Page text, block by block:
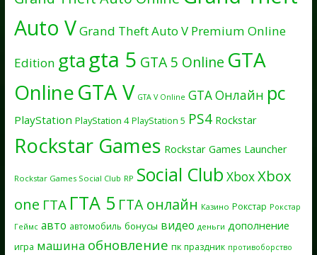
Auto VGrand Theft Auto V Premium Online
Edition gtagta 5 GTA 5 Online GTA
OnlineGTA V GTA V Online GTA Онлайн pc
PlayStation PlayStation 4 PlayStation 5 PS4 Rockstar
Rockstar Games Rockstar Games Launcher
Rockstar Games Social Club RP Social Club XboxXbox
one ГТА ГТА 5 ГТА онлайн Казино Рокстар Рокстар
Геймс авто автомобиль бонусы видео деньги дополнение
игра машина обновление пк праздник противоборство